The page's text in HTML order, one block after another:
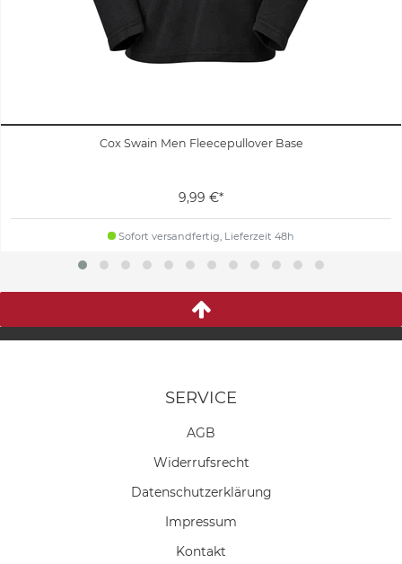
Cox Swain Men Fleecepullover Base
9,99 €*
Sofort versandfertig, Lieferzeit 48h
SERVICE
AGB
Widerrufs­recht
Daten­schutz­erklärung
Impressum
Kontakt